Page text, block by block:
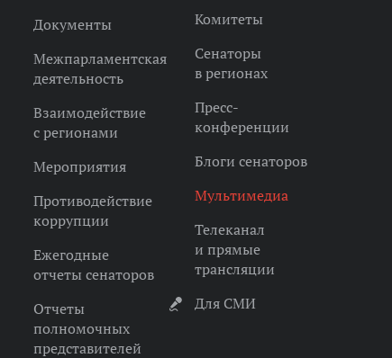
Документы
Межпарламентская
деятельность
Взаимодействие
с регионами
Мероприятия
Противодействие
коррупции
Ежегодные
отчеты сенаторов
Отчеты
полномочных
представителей
Комитеты
Сенаторы
в регионах
Пресс-
конференции
Блоги сенаторов
Мультимедиа
Телеканал
и прямые
трансляции
Для СМИ